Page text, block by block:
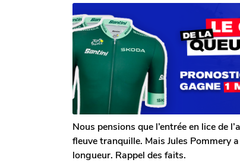
n
s
a
g
o
r
T
o
m
G
a
l
e
r
o
n
s
a
o
Nous pensions que l’entrée en lice de
fleuve tranquille. Mais Jules Pommery
longueur. Rappel des faits.